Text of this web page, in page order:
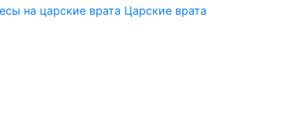
на царские врата Царские врата